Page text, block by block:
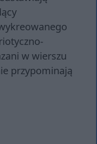
w wierszu
przypominają